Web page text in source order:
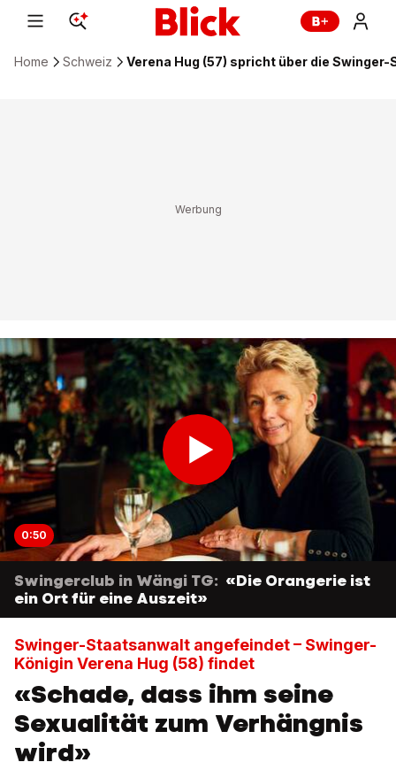
Home Schweiz Verena Hug (57) spricht über die Swinger-
0:50
Swingerclub in Wängi TG: «Die Orangerie ist
ein Ort für eine Auszeit»
Swinger-Staatsanwalt angefeindet – Swinger-
Königin Verena Hug (58) findet
«Schade, dass ihm seine
Sexualität zum Verhängnis
wird»